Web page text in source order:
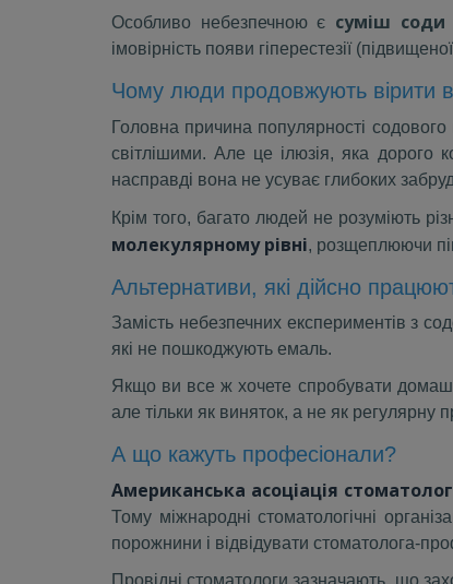
Особливо небезпечною є суміш
імовірність появи гіперестезії
Чому люди продовжують вірити
Головна причина популярності содового
світлішими. Але це ілюзія, яка дорого
насправді вона не усуває глибоких
Крім того, багато людей не розуміють
молекулярному рівні, розщеплюючи
Альтернативи, які дійсно
Замість небезпечних експериментів з
які не пошкоджують емаль.
Якщо ви все ж хочете спробувати
але тільки як виняток, а не як регулярну
А що кажуть професіонали?
Американська асоціація
Тому міжнародні стоматологічні
порожнини і відвідувати стоматолога-